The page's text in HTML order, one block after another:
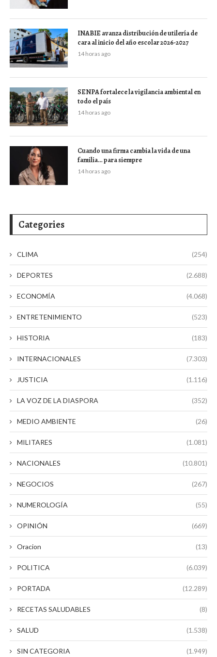
INABIE avanza distribución de utilería de
cara al inicio del año escolar 2026-2027
14 horas ago
SENPA fortalece la vigilancia ambiental en
todo el país
14 horas ago
Cuando una firma cambia la vida de una
familia… para siempre
14 horas ago
Categories
CLIMA (254)
DEPORTES (2.688)
ECONOMÍA (4.068)
ENTRETENIMIENTO (523)
HISTORIA (183)
INTERNACIONALES (7.303)
JUSTICIA (1.116)
LA VOZ DE LA DIASPORA (352)
MEDIO AMBIENTE (26)
MILITARES (1.081)
NACIONALES (10.801)
NEGOCIOS (267)
NUMEROLOGÍA (55)
OPINIÓN (669)
Oracion (13)
POLITICA (6.039)
PORTADA (12.289)
RECETAS SALUDABLES (8)
SALUD (1.538)
SIN CATEGORIA (1.949)